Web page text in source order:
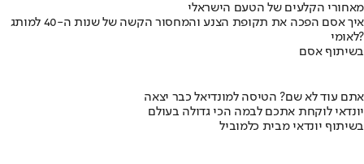
מאחורי הקלעים של הטעם הישראלי
איך אסם הפכה את תקופת הצנע והמחסור הקשה של שנות ה-40 למותג
לאומי?
בשיתוף אסם
אתם עוד לא שם? הטיסה למונדיאל כבר יצאה
יונדאי לוקחת אתכם לבמה הכי גדולה בעולם
בשיתוף יונדאי מבית כלמוביל